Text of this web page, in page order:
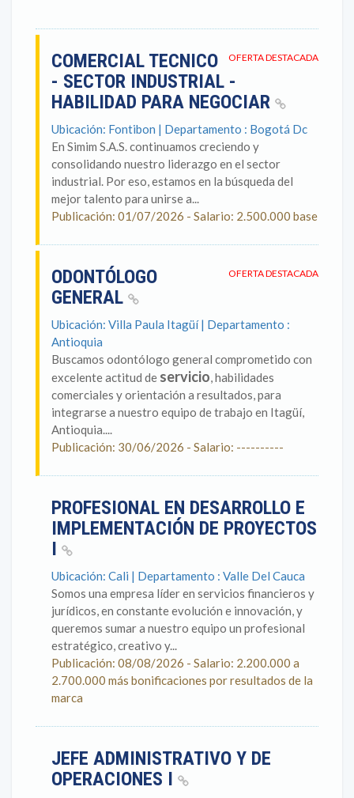
OFERTA DESTACADA
COMERCIAL TECNICO
- SECTOR INDUSTRIAL -
HABILIDAD PARA NEGOCIAR
Ubicación: Fontibon | Departamento : Bogotá Dc
En Simim S.A.S. continuamos creciendo y
consolidando nuestro liderazgo en el sector
industrial. Por eso, estamos en la búsqueda del
mejor talento para unirse a...
Publicación: 01/07/2026 - Salario: 2.500.000 base
OFERTA DESTACADA
ODONTÓLOGO
GENERAL
Ubicación: Villa Paula Itagüí | Departamento :
Antioquia
Buscamos odontólogo general comprometido con
excelente actitud de servicio, habilidades
comerciales y orientación a resultados, para
integrarse a nuestro equipo de trabajo en Itagüí,
Antioquia....
Publicación: 30/06/2026 - Salario: ----------
PROFESIONAL EN DESARROLLO E
IMPLEMENTACIÓN DE PROYECTOS
I
Ubicación: Cali | Departamento : Valle Del Cauca
Somos una empresa líder en servicios financieros y
jurídicos, en constante evolución e innovación, y
queremos sumar a nuestro equipo un profesional
estratégico, creativo y...
Publicación: 08/08/2026 - Salario: 2.200.000 a
2.700.000 más bonificaciones por resultados de la
marca
JEFE ADMINISTRATIVO Y DE
OPERACIONES I